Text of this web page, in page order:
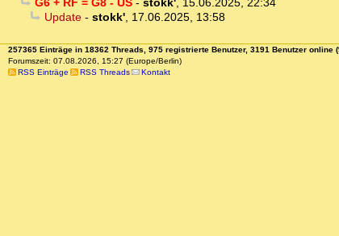
G6 + RF = G8 - US- stokk', 15.06.2025, 22:34
Update- stokk', 17.06.2025, 13:58
257365 Einträge in 18362 Threads, 975 registrierte Benutzer, 3191 Benutzer online
Forumszeit: 07.08.2026, 15:27 (Europe/Berlin)
RSS Einträge
RSS Threads Kontakt